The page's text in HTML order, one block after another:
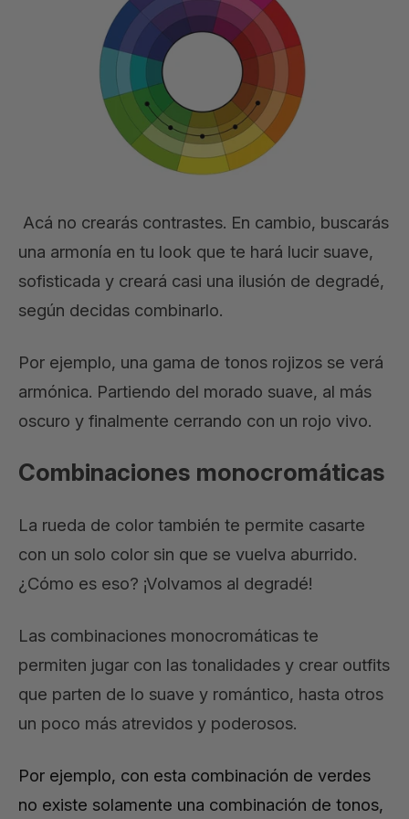
Acá no crearás contrastes. En cambio, buscarás
una armonía en tu look que te hará lucir suave,
sofisticada y creará casi una ilusión de degradé,
según decidas combinarlo.
Por ejemplo, una gama de tonos rojizos se verá
armónica. Partiendo del morado suave, al más
oscuro y finalmente cerrando con un rojo vivo.
Combinaciones monocromáticas
La rueda de color también te permite casarte
con un solo color sin que se vuelva aburrido.
¿Cómo es eso? ¡Volvamos al degradé!
Las combinaciones monocromáticas te
permiten jugar con las tonalidades y crear outfits
que parten de lo suave y romántico, hasta otros
un poco más atrevidos y poderosos.
Por ejemplo, con esta combinación de verdes
no existe solamente una combinación de tonos,